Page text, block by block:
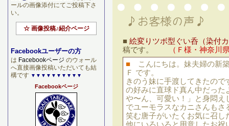
■ 絵変りツボ型ぐい呑（染付
稿です。
（Ｆ様・神奈川
■
こんにちは。妹夫婦の新
Ｆ です。
きのう妹に手渡してきたの
の好みに直球ド真ん中だっ
や〜ん、可愛い！」と身悶
でユーモラスなカニさんも
笑む唐子がいたくお気に召し
ールの画像添付にてご投稿下さ
い。
☆ 画像投稿♪紹介ページ
Facebookユーザーの方
は Facebookページ のウォール
へ直接画像投稿いただいても結
構です ▼▼▼▼▼▼▼▼▼▼
Facebookページ